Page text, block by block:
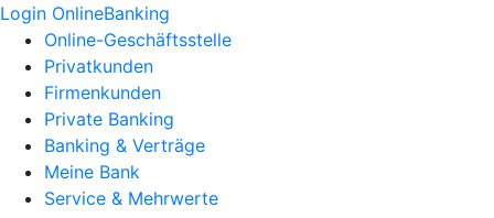
Login OnlineBanking
Online-Geschäftsstelle
Privatkunden
Firmenkunden
Private Banking
Banking & Verträge
Meine Bank
Service & Mehrwerte